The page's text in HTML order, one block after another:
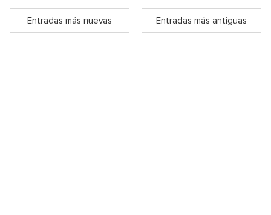
Entradas más nuevas Entradas más antiguas